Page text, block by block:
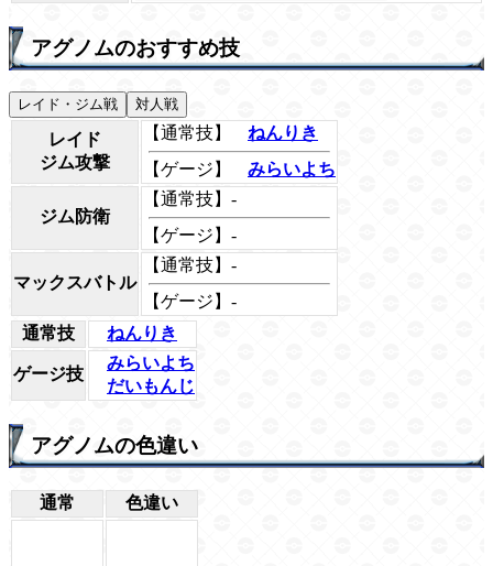
アグノムのおすすめ技
レイド・ジム戦 対人戦
レイド
ジム攻撃
【通常技】
ねんりき
【ゲージ】
みらいよち
ジム防衛
【通常技】-
【ゲージ】-
マックスバトル
【通常技】-
【ゲージ】-
通常技
ねんりき
ゲージ技
みらいよち
だいもんじ
アグノムの色違い
通常 色違い